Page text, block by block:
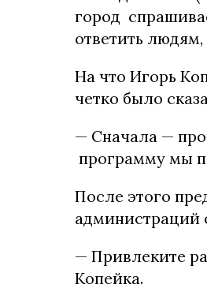
город
ответить
На что Игорь
четко было
— Сначала —
программу мы
После этого
администраций
— Привлеките
Копейка.